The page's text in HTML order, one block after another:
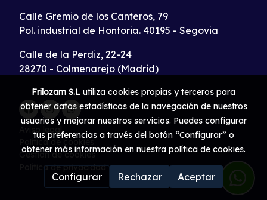
Calle Gremio de los Canteros, 79
Pol. industrial de Hontoria. 40195 - Segovia
Calle de la Perdiz, 22-24
28270 - Colmenarejo (Madrid)
Aviso legal
Política de cookies
Gestión de cookies
Política de privacidad
Frilozam S.L utiliza cookies propias y terceros para
obtener datos estadísticos de la navegación de nuestros
usuarios y mejorar nuestros servicios. Puedes configurar
tus preferencias a través del botón “Configurar” o
obtener más información en nuestra política de cookies.
Configurar Rechazar Aceptar